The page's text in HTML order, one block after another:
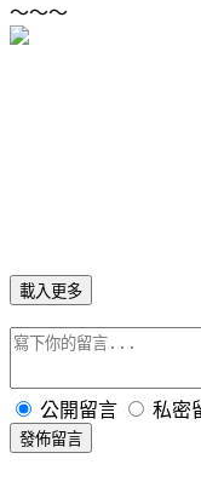
～～～
載入更多
公開留言 私密
發佈留言